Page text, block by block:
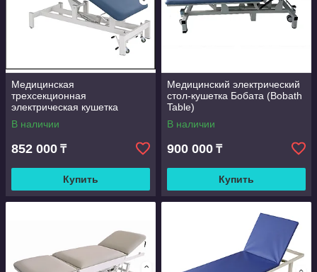
Медицинская
трехсекционная
электрическая кушетка
(модель MD8911)
В наличии
852 000 ₸
Купить
Медицинский электрический
стол-кушетка Бобата (Bobath
Table)
В наличии
900 000 ₸
Купить